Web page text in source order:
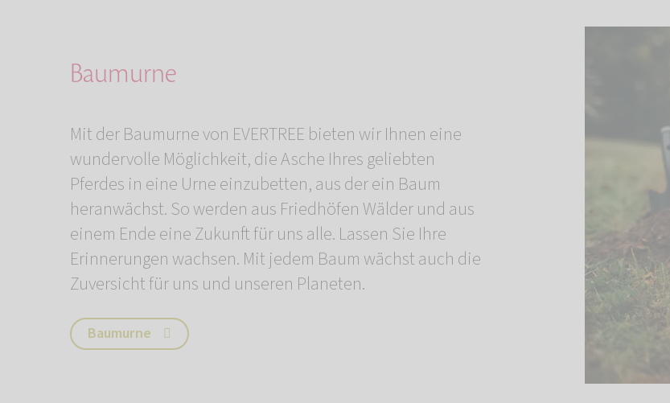
Baumurne
Mit der Baumurne von EVERTREE bieten wir Ihnen eine
wundervolle Möglichkeit, die Asche Ihres geliebten
Pferdes in eine Urne einzubetten, aus der ein Baum
heranwächst. So werden aus Friedhöfen Wälder und aus
einem Ende eine Zukunft für uns alle. Lassen Sie Ihre
Erinnerungen wachsen. Mit jedem Baum wächst auch die
Zuversicht für uns und unseren Planeten.
Baumurne